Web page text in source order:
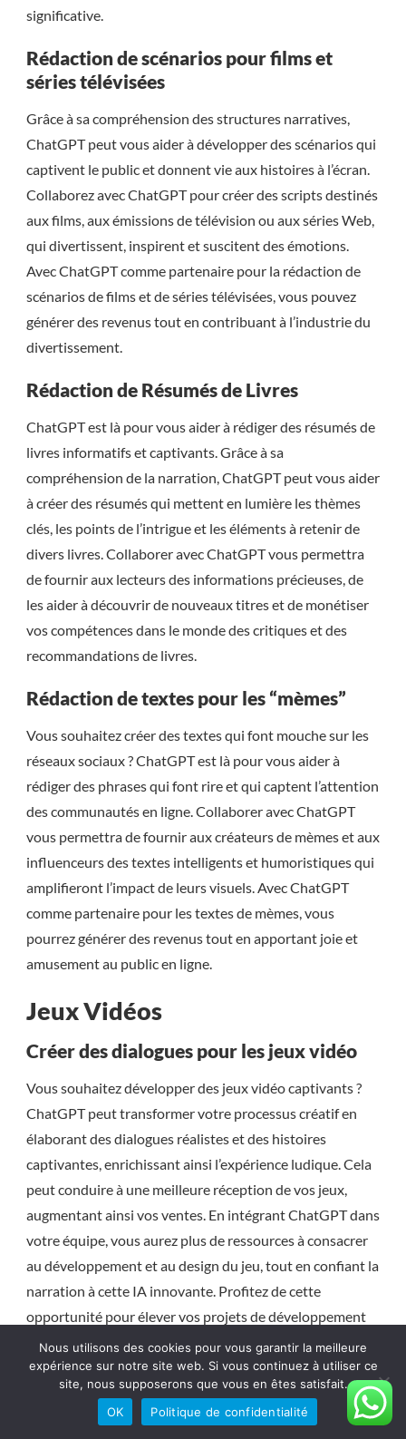
significative.
Rédaction de scénarios pour films et
séries télévisées
Grâce à sa compréhension des structures narratives,
ChatGPT peut vous aider à développer des scénarios qui
captivent le public et donnent vie aux histoires à l’écran.
Collaborez avec ChatGPT pour créer des scripts destinés
aux films, aux émissions de télévision ou aux séries Web,
qui divertissent, inspirent et suscitent des émotions.
Avec ChatGPT comme partenaire pour la rédaction de
scénarios de films et de séries télévisées, vous pouvez
générer des revenus tout en contribuant à l’industrie du
divertissement.
Rédaction de Résumés de Livres
ChatGPT est là pour vous aider à rédiger des résumés de
livres informatifs et captivants. Grâce à sa
compréhension de la narration, ChatGPT peut vous aider
à créer des résumés qui mettent en lumière les thèmes
clés, les points de l’intrigue et les éléments à retenir de
divers livres. Collaborer avec ChatGPT vous permettra
de fournir aux lecteurs des informations précieuses, de
les aider à découvrir de nouveaux titres et de monétiser
vos compétences dans le monde des critiques et des
recommandations de livres.
Rédaction de textes pour les “mèmes”
Vous souhaitez créer des textes qui font mouche sur les
réseaux sociaux ? ChatGPT est là pour vous aider à
rédiger des phrases qui font rire et qui captent l’attention
des communautés en ligne. Collaborer avec ChatGPT
vous permettra de fournir aux créateurs de mèmes et aux
influenceurs des textes intelligents et humoristiques qui
amplifieront l’impact de leurs visuels. Avec ChatGPT
comme partenaire pour les textes de mèmes, vous
pourrez générer des revenus tout en apportant joie et
amusement au public en ligne.
Jeux Vidéos
Créer des dialogues pour les jeux vidéo
Vous souhaitez développer des jeux vidéo captivants ?
ChatGPT peut transformer votre processus créatif en
élaborant des dialogues réalistes et des histoires
captivantes, enrichissant ainsi l’expérience ludique. Cela
peut conduire à une meilleure réception de vos jeux,
augmentant ainsi vos ventes. En intégrant ChatGPT dans
votre équipe, vous aurez plus de ressources à consacrer
au développement et au design du jeu, tout en confiant la
narration à cette IA innovante. Profitez de cette
opportunité pour élever vos projets de développement
de jeux à un nouveau niveau.
Écriture de fiction interactive
ChatGPT est là pour vous aider à créer des scénarios
Nous utilisons des cookies pour vous garantir la meilleure
expérience sur notre site web. Si vous continuez à utiliser ce
site, nous supposerons que vous en êtes satisfait.
OK
Politique de confidentialité